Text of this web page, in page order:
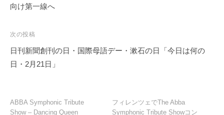
ナ
ゲ
ー
シ
向け第一線へ
次の投稿
日刊新聞創刊の日・国際母語デー・漱石の日「今日は何の
日・2月21日」
ABBA Symphonic Tribute
Show – Dancing Queen
フィレンツェでThe Abba
Symphonic Tribute Showコン